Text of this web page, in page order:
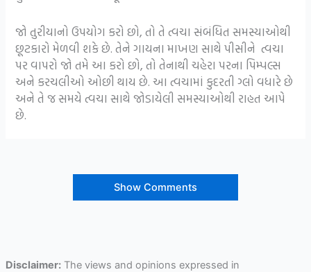
જો તુરીયાનો ઉપયોગ કરો છો, તો તે ત્વચા સંબંધિત સમસ્યાઓથી
છૂટકારો મેળવી શકે છે. તેને ગાયના માખણ સાથે પીસીને ત્વચા
પર વાપરો જો તમે આ કરો છો, તો તેનાથી ચહેરા પરના પિમ્પલ્સ
અને કરચલીઓ ઓછી થાય છે. આ ત્વચામાં કુદરતી ગ્લો વધારે છે
અને તે જ સમયે ત્વચા સાથે જોડાયેલી સમસ્યાઓથી રાહત આપે
છે.
Show Comments
Disclaimer:The views and opinions expressed in